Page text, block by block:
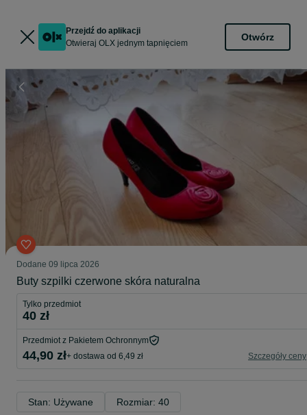
Przejdź do aplikacji
Otwieraj OLX jednym tapnięciem
Otwórz
Dodane 09 lipca 2026
Buty szpilki czerwone skóra naturalna
Tylko przedmiot
40 zł
Przedmiot z Pakietem Ochronnym
44,90 zł+ dostawa od 6,49 zł Szczegóły ceny
Stan: Używane Rozmiar: 40